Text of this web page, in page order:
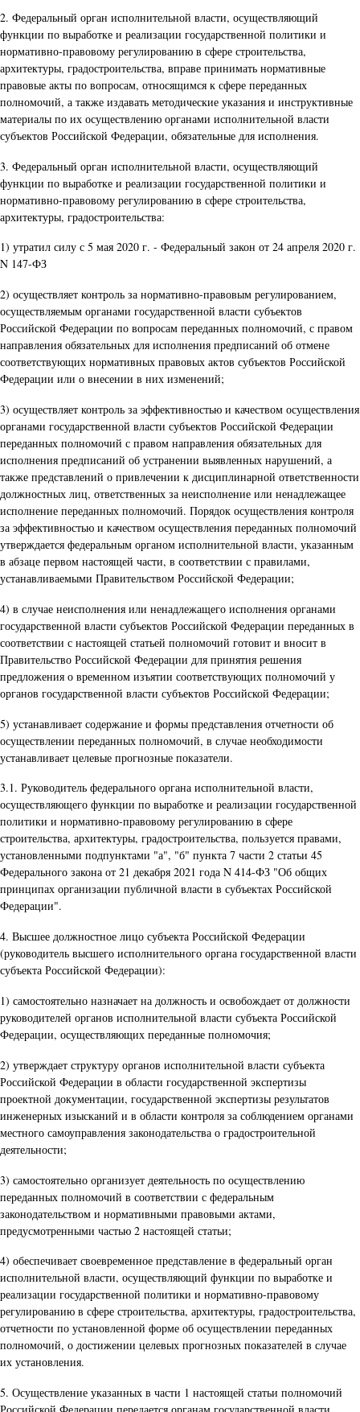
2. Федеральный орган исполнительной власти, осуществляющий
функции по выработке и реализации государственной политики и
нормативно-правовому регулированию в сфере строительства,
архитектуры, градостроительства, вправе принимать нормативные
правовые акты по вопросам, относящимся к сфере переданных
полномочий, а также издавать методические указания и инструктивные
материалы по их осуществлению органами исполнительной власти
субъектов Российской Федерации, обязательные для исполнения.
3. Федеральный орган исполнительной власти, осуществляющий
функции по выработке и реализации государственной политики и
нормативно-правовому регулированию в сфере строительства,
архитектуры, градостроительства:
1) утратил силу с 5 мая 2020 г. - Федеральный закон от 24 апреля 2020 г.
N 147-ФЗ
2) осуществляет контроль за нормативно-правовым регулированием,
осуществляемым органами государственной власти субъектов
Российской Федерации по вопросам переданных полномочий, с правом
направления обязательных для исполнения предписаний об отмене
соответствующих нормативных правовых актов субъектов Российской
Федерации или о внесении в них изменений;
3) осуществляет контроль за эффективностью и качеством осуществления
органами государственной власти субъектов Российской Федерации
переданных полномочий с правом направления обязательных для
исполнения предписаний об устранении выявленных нарушений, а
также представлений о привлечении к дисциплинарной ответственности
должностных лиц, ответственных за неисполнение или ненадлежащее
исполнение переданных полномочий. Порядок осуществления контроля
за эффективностью и качеством осуществления переданных полномочий
утверждается федеральным органом исполнительной власти, указанным
в абзаце первом настоящей части, в соответствии с правилами,
устанавливаемыми Правительством Российской Федерации;
4) в случае неисполнения или ненадлежащего исполнения органами
государственной власти субъектов Российской Федерации переданных в
соответствии с настоящей статьей полномочий готовит и вносит в
Правительство Российской Федерации для принятия решения
предложения о временном изъятии соответствующих полномочий у
органов государственной власти субъектов Российской Федерации;
5) устанавливает содержание и формы представления отчетности об
осуществлении переданных полномочий, в случае необходимости
устанавливает целевые прогнозные показатели.
3.1. Руководитель федерального органа исполнительной власти,
осуществляющего функции по выработке и реализации государственной
политики и нормативно-правовому регулированию в сфере
строительства, архитектуры, градостроительства, пользуется правами,
установленными подпунктами "а", "б" пункта 7 части 2 статьи 45
Федерального закона от 21 декабря 2021 года N 414-ФЗ "Об общих
принципах организации публичной власти в субъектах Российской
Федерации".
4. Высшее должностное лицо субъекта Российской Федерации
(руководитель высшего исполнительного органа государственной власти
субъекта Российской Федерации):
1) самостоятельно назначает на должность и освобождает от должности
руководителей органов исполнительной власти субъекта Российской
Федерации, осуществляющих переданные полномочия;
2) утверждает структуру органов исполнительной власти субъекта
Российской Федерации в области государственной экспертизы
проектной документации, государственной экспертизы результатов
инженерных изысканий и в области контроля за соблюдением органами
местного самоуправления законодательства о градостроительной
деятельности;
3) самостоятельно организует деятельность по осуществлению
переданных полномочий в соответствии с федеральным
законодательством и нормативными правовыми актами,
предусмотренными частью 2 настоящей статьи;
4) обеспечивает своевременное представление в федеральный орган
исполнительной власти, осуществляющий функции по выработке и
реализации государственной политики и нормативно-правовому
регулированию в сфере строительства, архитектуры, градостроительства,
отчетности по установленной форме об осуществлении переданных
полномочий, о достижении целевых прогнозных показателей в случае
их установления.
5. Осуществление указанных в части 1 настоящей статьи полномочий